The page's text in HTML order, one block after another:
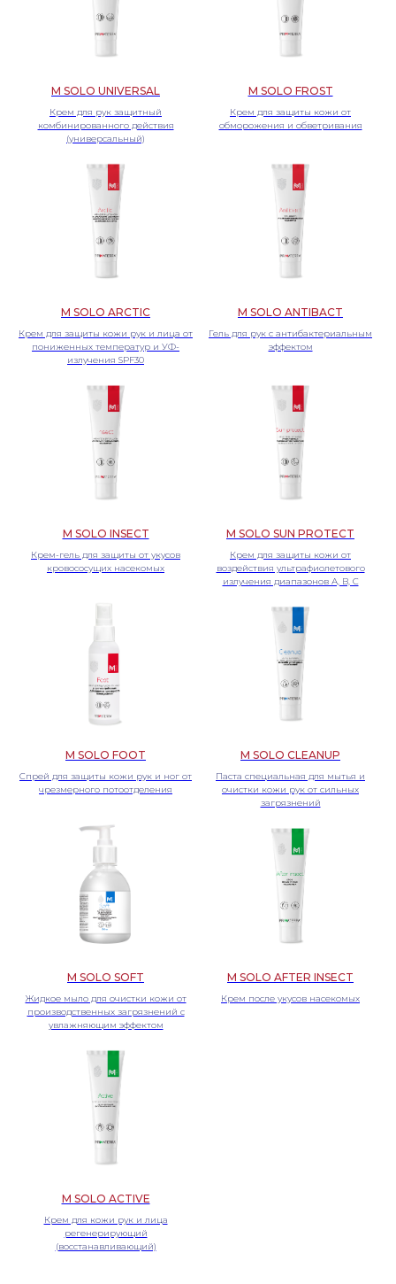
M SOLO UNIVERSAL
Крем для рук защитный
комбинированного действия
(универсальный)
M SOLO FROST
Крем для защиты кожи от
обморожения и обветривания
M SOLO ARCTIC
Крем для защиты кожи рук и лица от
пониженных температур и УФ-
излучения SPF30
M SOLO ANTIBACT
Гель для рук с антибактериальным
эффектом
M SOLO INSECT
Крем-гель для защиты от укусов
кровососущих насекомых
M SOLO SUN PROTECT
Крем для защиты кожи от
воздействия ультрафиолетового
излучения диапазонов А, В, С
M SOLO FOOT
Спрей для защиты кожи рук и ног от
чрезмерного потоотделения
M SOLO CLEANUP
Паста специальная для мытья и
очистки кожи рук от сильных
загрязнений
M SOLO SOFT
Жидкое мыло для очистки кожи от
производственных загрязнений с
увлажняющим эффектом
M SOLO AFTER INSECT
Крем после укусов насекомых
M SOLO ACTIVE
Крем для кожи рук и лица
регенерирующий
(восстанавливающий)
СВЯЖИТЕСЬ С НАМИ ДЛЯ ПОЛУЧЕНИЯ
ПОДРОБНОЙ ИНФОРМАЦИИ ПО
ВАС ПРОДУКЦИИ, ВОСПОЛЬЗУЙТЕСЬ
ФОРМОЙ ОБРАТНОЙ СВЯЗИ
Оставить заявку
+7 (495) 640-52-63
info@primaterra.ru